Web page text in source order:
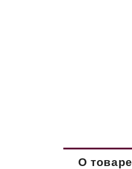
О товаре